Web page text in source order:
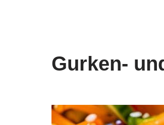
Gurken-